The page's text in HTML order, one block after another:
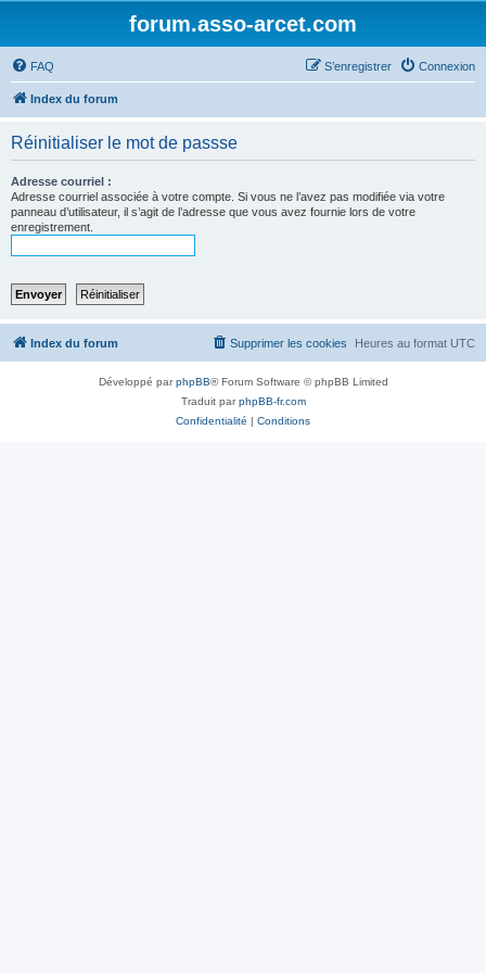
forum.asso-arcet.com
FAQ Connexion
S’enregistrer
Index du forum
Réinitialiser le mot de passse
Adresse courriel :
Adresse courriel associée à votre compte. Si vous ne l’avez pas modifiée via votre
panneau d’utilisateur, il s’agit de l’adresse que vous avez fournie lors de votre
enregistrement.
Index du forum Heures au format UTC
Supprimer les cookies
Développé parphpBB® Forum Software © phpBB Limited
Traduit parphpBB-fr.com
Confidentialité | Conditions